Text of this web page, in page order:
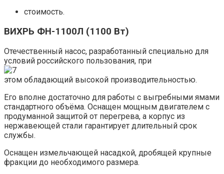
стоимость.
ВИХРЬ ФН-1100Л (1100 Вт)
Отечественный насос, разработанный специально для
условий российского пользования, при
этом обладающий высокой производительностью.
Его вполне достаточно для работы с выгребными ямами
стандартного объёма. Оснащен мощным двигателем с
продуманной защитой от перегрева, а корпус из
нержавеющей стали гарантирует длительный срок
службы.
Оснащен измельчающей насадкой, дробящей крупные
фракции до необходимого размера.